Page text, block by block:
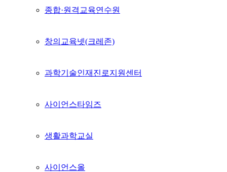
종합·원격교육연수원
창의교육넷(크레존)
과학기술인재진로지원센터
사이언스타임즈
생활과학교실
사이언스올